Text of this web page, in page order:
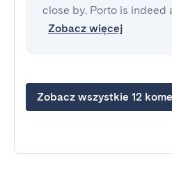
close by. Porto is indeed
Zobacz więcej
Zobacz wszystkie 12